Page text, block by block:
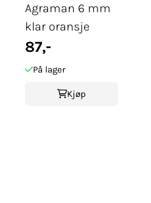
Agraman 6 mm
klar oransje
87,-
På lager
Kjøp